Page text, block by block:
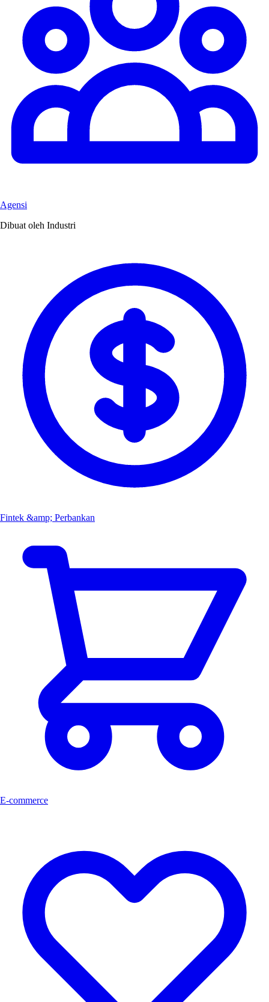
Agensi
Dibuat oleh Industri
Fintek &amp; Perbankan
E-commerce